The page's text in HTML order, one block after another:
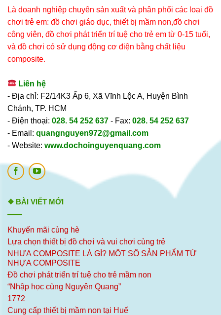
Là doanh nghiệp chuyên sản xuất và phân phối các loại đồ
chơi trẻ em: đồ chơi giáo dục, thiết bị mầm non,đồ chơi
công viên, đồ chơi phát triển trí tuệ cho trẻ em từ 0-15 tuổi,
và đồ chơi có sử dụng động cơ điện bằng chất liệu
composite.
Liên hệ
- Địa chỉ: F2/14K3 Ấp 6, Xã Vĩnh Lộc A, Huyện Bình
Chánh, TP. HCM
- Điện thoại: 028. 54 252 637 - Fax: 028. 54 252 637
- Email: quangnguyen972@gmail.com
- Website: www.dochoinguyenquang.com
❖ BÀI VIẾT MỚI
Khuyến mãi cùng hè
Lựa chọn thiết bị đồ chơi và vui chơi cùng trẻ
NHỰA COMPOSITE LÀ GÌ? MỘT SỐ SẢN PHẨM TỪ
NHỰA COMPOSITE
Đồ chơi phát triển trí tuệ cho trẻ mầm non
“Nhập học cùng Nguyên Quang”
1772
Cung cấp thiết bị mầm non tại Huế